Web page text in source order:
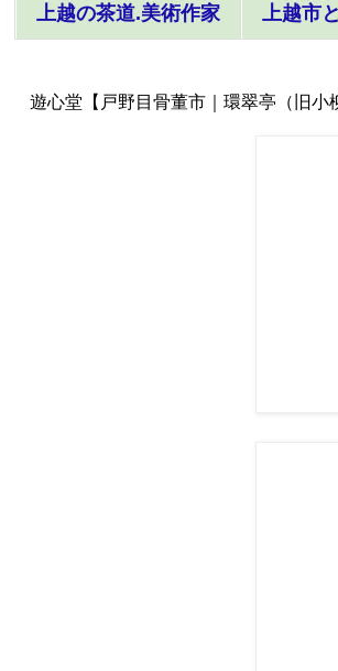
上越の茶道.美術作家 上越市
遊心堂【戸野目骨董市｜環翠亭（旧